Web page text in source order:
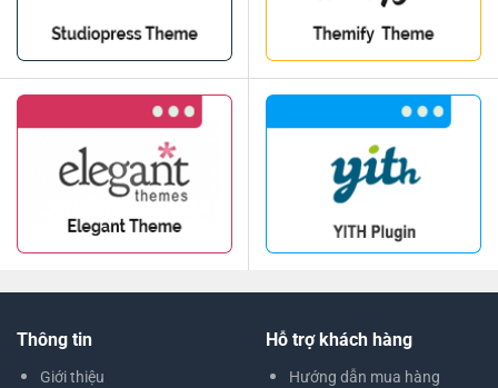
Thông tin
Giới thiệu
Hỗ trợ khách hàng
Hướng dẫn mua hàng